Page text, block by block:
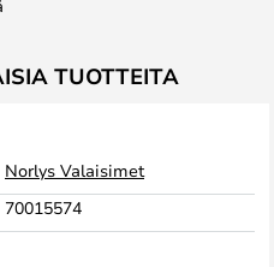
TUOTTEITA
Norlys Valaisimet
70015574